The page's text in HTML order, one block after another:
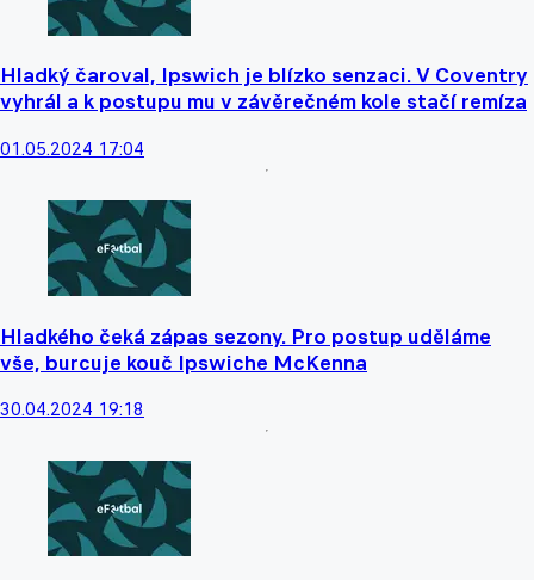
Hladký čaroval, Ipswich je blízko senzaci. V Coventry
vyhrál a k postupu mu v závěrečném kole stačí remíza
01.05.2024 17:04
Hladkého čeká zápas sezony. Pro postup uděláme
vše, burcuje kouč Ipswiche McKenna
30.04.2024 19:18